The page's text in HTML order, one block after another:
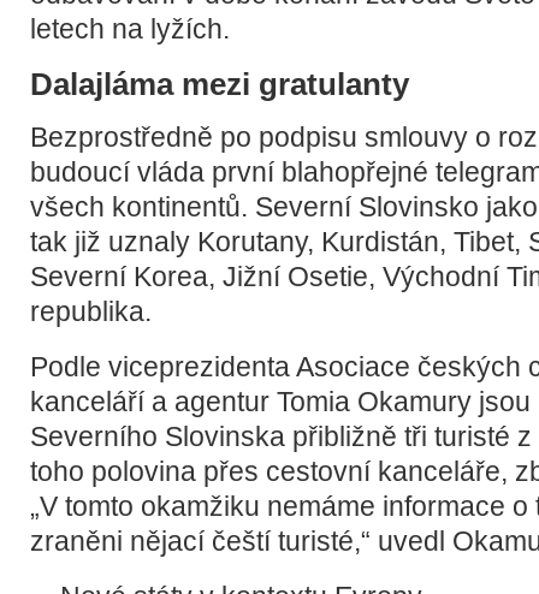
letech na lyžích.
Dalajláma mezi gratulanty
Bezprostředně po podpisu smlouvy o
budoucí vláda první blahopřejné
všech kontinentů. Severní Slovinsko
tak již uznaly Korutany, Kurdistán, Tibet,
Severní Korea, Jižní Osetie, Východní
republika.
Podle viceprezidenta Asociace českých
kanceláří a agentur Tomia Okamury
Severního Slovinska přibližně tři turisté
toho polovina přes cestovní kanceláře,
„V tomto okamžiku nemáme informace
zraněni nějací čeští turisté,“ uvedl